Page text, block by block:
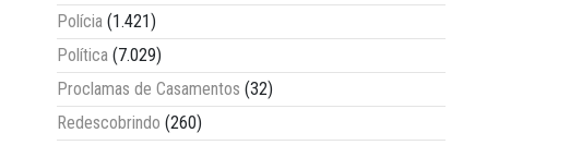
Polícia (1.421)
Política (7.029)
Proclamas de Casamentos (32)
Redescobrindo (260)